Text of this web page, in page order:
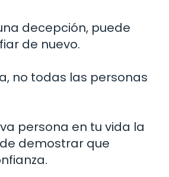
decepción, puede
de nuevo.
no todas las personas
persona en tu vida la
demostrar que